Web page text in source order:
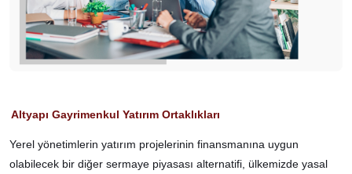
Altyapı Gayrimenkul Yatırım Ortaklıkları
Yerel yönetimlerin yatırım projelerinin finansmanına uygun
olabilecek bir diğer sermaye piyasası alternatifi, ülkemizde yasal